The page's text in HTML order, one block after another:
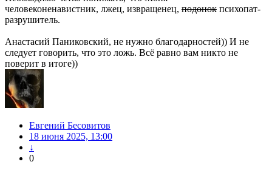
человеконенавистник, лжец, извращенец, подонок психопат-
разрушитель.
Анастасий Паниковский, не нужно благодарностей)) И не
следует говорить, что это ложь. Всё равно вам никто не
поверит в итоге))
Евгений Бесовитов
18 июня 2025, 13:00
↓
0